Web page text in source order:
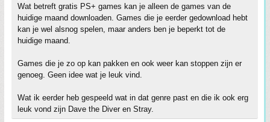
Wat betreft gratis PS+ games kan je alleen de games van de
huidige maand downloaden. Games die je eerder gedownload hebt
kan je wel alsnog spelen, maar anders ben je beperkt tot de
huidige maand.
Games die je zo op kan pakken en ook weer kan stoppen zijn er
genoeg. Geen idee wat je leuk vind.
Wat ik eerder heb gespeeld wat in dat genre past en die ik ook erg
leuk vond zijn Dave the Diver en Stray.